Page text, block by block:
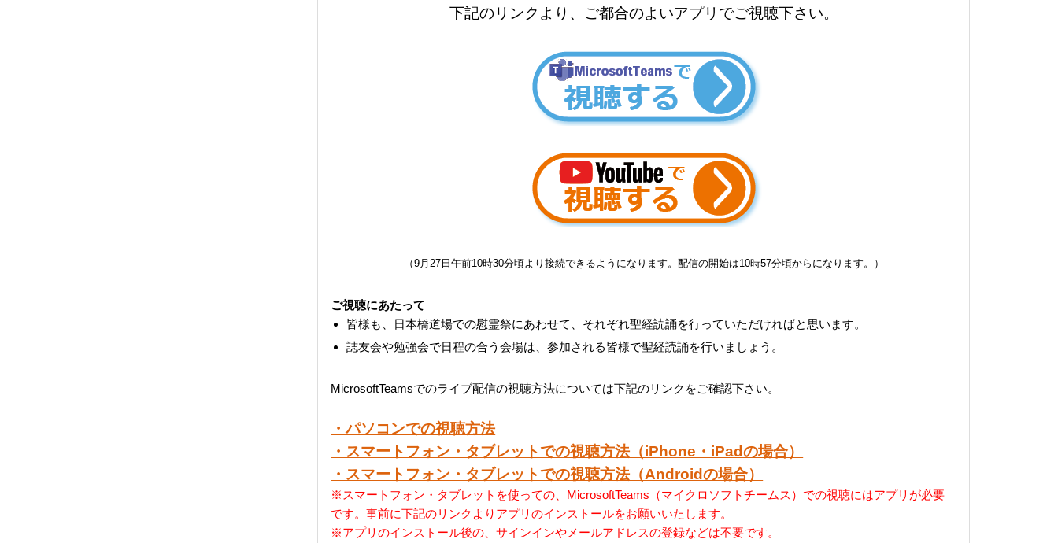
下記のリンクより、ご都合のよいアプリでご視聴下さい。
（9月27日午前10時30分頃より接続できるようになります。配信の開始は10時57分頃からになります。）
ご視聴にあたって
皆様も、日本橋道場での慰霊祭にあわせて、それぞれ聖経読誦を行っていただければと思います。
誌友会や勉強会で日程の合う会場は、参加される皆様で聖経読誦を行いましょう。
MicrosoftTeamsでのライブ配信の視聴方法については下記のリンクをご確認下さい。
・パソコンでの視聴方法
・スマートフォン・タブレットでの視聴方法（iPhone・iPadの場合）
・スマートフォン・タブレットでの視聴方法（Androidの場合）
※スマートフォン・タブレットを使っての、MicrosoftTeams（マイクロソフトチームス）での視聴にはアプリが必要
です。事前に下記のリンクよりアプリのインストールをお願いいたします。
※アプリのインストール後の、サインインやメールアドレスの登録などは不要です。